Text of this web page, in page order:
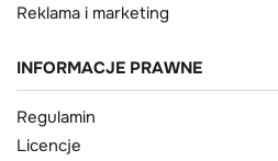
Reklama i marketing
INFORMACJE PRAWNE
Regulamin
Licencje